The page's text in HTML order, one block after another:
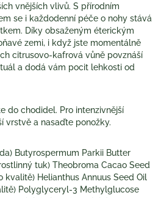
vnějších vlivů. S přírodním
se i každodenní péče o nohy stává
Díky obsaženým éterickým
zemi, i když jste momentálně
citrusovo-kafrová vůně povznáší
a dodá vám pocit lehkosti od
do chodidel. Pro intenzivnější
vrstvě a nasaďte ponožky.
Butyrospermum Parkii Butter
tuk) Theobroma Cacao Seed
kvalitě) Helianthus Annuus Seed Oil
Polyglyceryl-3 Methylglucose